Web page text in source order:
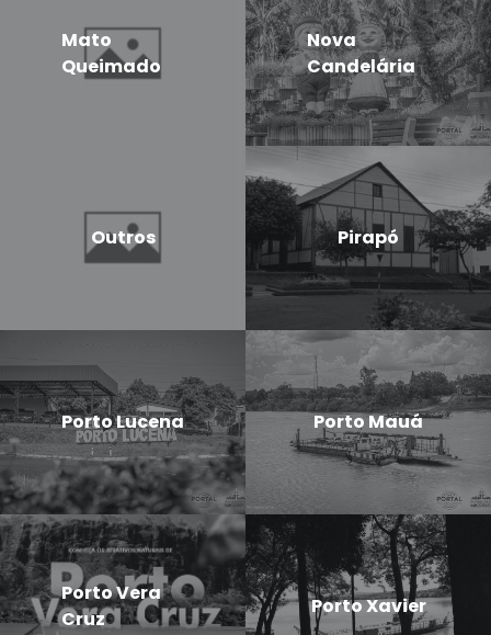
Mato
Queimado
Nova
Candelária
Outros Pirapó
Porto Lucena Porto Mauá
Porto Vera
Cruz
Porto Xavier